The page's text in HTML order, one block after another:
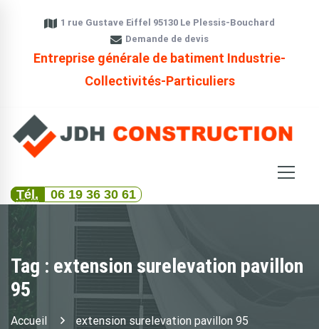
1 rue Gustave Eiffel 95130 Le Plessis-Bouchard
Demande de devis
Entreprise générale de batiment Industrie-
Collectivités-Particuliers
Tél. 06 19 36 30 61
Tag : extension surelevation pavillon
95
Accueil extension surelevation pavillon 95